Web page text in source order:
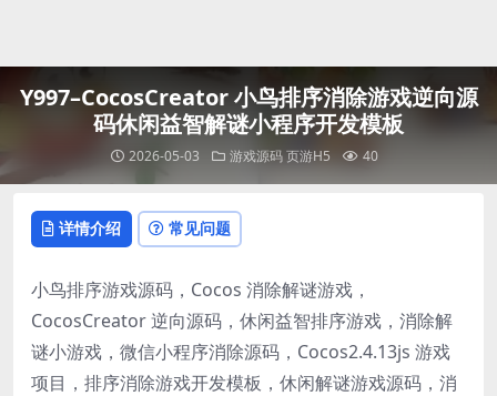
Y997–CocosCreator 小鸟排序消除游戏逆向源
码休闲益智解谜小程序开发模板
2026-05-03 游戏源码 页游H5 40
详情介绍 常见问题
小鸟排序游戏源码，Cocos 消除解谜游戏，
CocosCreator 逆向源码，休闲益智排序游戏，消除解
谜小游戏，微信小程序消除源码，Cocos2.4.13js 游戏
项目，排序消除游戏开发模板，休闲解谜游戏源码，消